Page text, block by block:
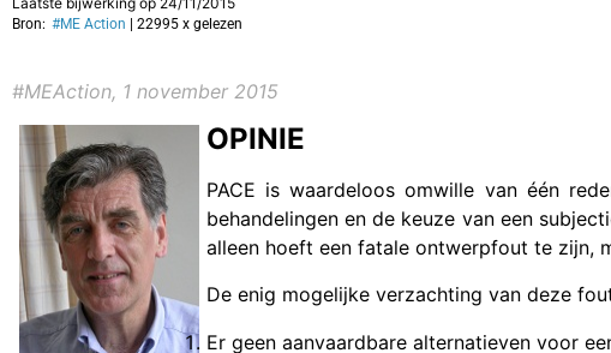
Bron: #ME Action | 22995 x gelezen
#MEAction, 1 november 2015
OPINIE
PACE is waardeloos omwille van één
behandelingen en de keuze van een
alleen hoeft een fatale ontwerpfout te zijn,
De enig mogelijke verzachting van deze
Er geen aanvaardbare alternatieven voor